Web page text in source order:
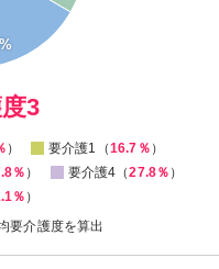
3
） 要介護1（16.7％ ）
％ ） 要介護4（27.8％ ）
％ ）
要介護度を算出